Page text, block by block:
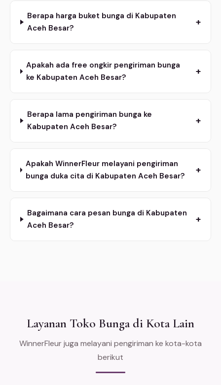
Berapa harga buket bunga di Kabupaten
Aceh Besar?
+
Apakah ada free ongkir pengiriman bunga
ke Kabupaten Aceh Besar?
+
Berapa lama pengiriman bunga ke
Kabupaten Aceh Besar?
+
Apakah WinnerFleur melayani pengiriman
bunga duka cita di Kabupaten Aceh Besar?
+
Bagaimana cara pesan bunga di Kabupaten
Aceh Besar?
+
Layanan Toko Bunga di Kota Lain
WinnerFleur juga melayani pengiriman ke kota-kota
berikut